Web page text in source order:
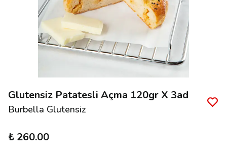
Glutensiz Patatesli Açma 120gr X 3ad
Burbella Glutensiz
₺ 260.00